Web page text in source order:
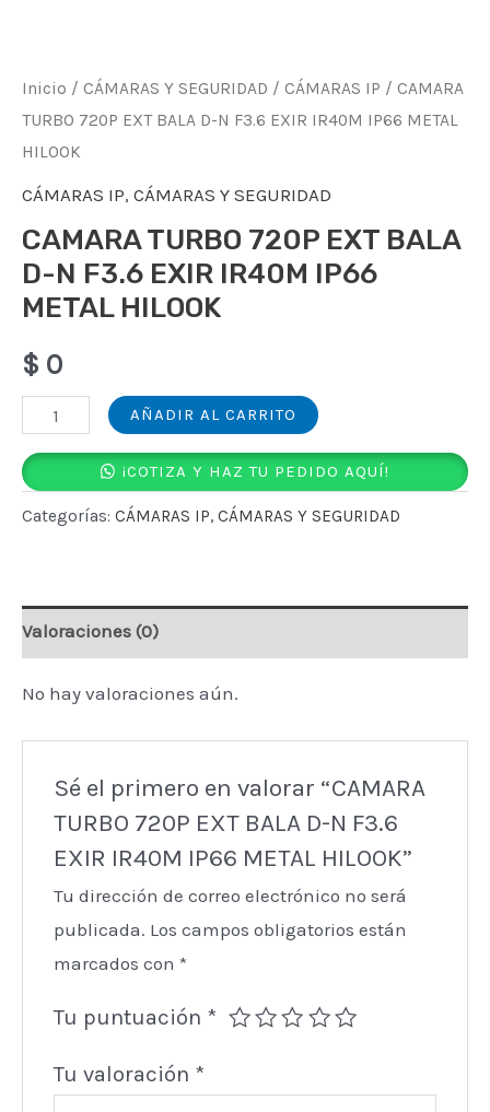
Inicio / CÁMARAS Y SEGURIDAD / CÁMARAS IP / CAMARA
TURBO 720P EXT BALA D-N F3.6 EXIR IR40M IP66 METAL
HILOOK
CÁMARAS IP, CÁMARAS Y SEGURIDAD
CAMARA TURBO 720P EXT BALA
D-N F3.6 EXIR IR40M IP66
METAL HILOOK
$ 0
CAMARA
720P
EXT
N
EXIR
METAL
HILOOK
cantidad
AÑADIR AL CARRITO
¡COTIZA Y HAZ TU PEDIDO AQUÍ!
Categorías: CÁMARAS IP, CÁMARAS Y SEGURIDAD
Valoraciones (0)
No hay valoraciones aún.
Sé el primero en valorar “CAMARA
TURBO 720P EXT BALA D-N F3.6
EXIR IR40M IP66 METAL HILOOK”
Tu dirección de correo electrónico no será
publicada. Los campos obligatorios están
marcados con *
Tu puntuación *
Tu valoración *